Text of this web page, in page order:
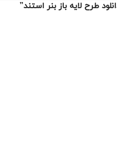
طرح لایه باز بنر استند”